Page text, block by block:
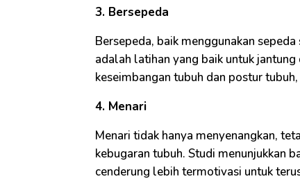
3. Bersepeda
Bersepeda, baik menggunakan
adalah latihan yang baik untuk
keseimbangan tubuh dan postur
4. Menari
Menari tidak hanya menyenangkan,
kebugaran tubuh. Studi menunjukkan
cenderung lebih termotivasi untuk